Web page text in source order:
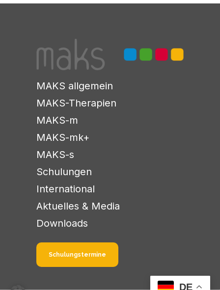
MAKS allgemein
MAKS-Therapien
MAKS-m
MAKS-mk+
MAKS-s
Schulungen
International
Aktuelles & Media
Downloads
Schulungstermine
DE